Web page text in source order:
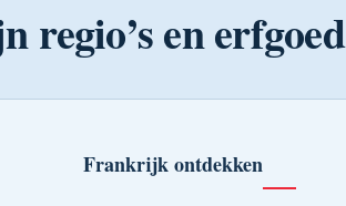
en erfgoed
Frankrijk ontdekken